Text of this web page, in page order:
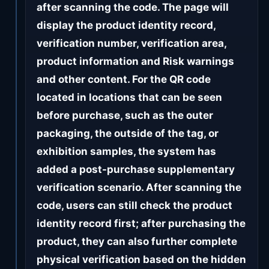
after scanning the code. The page will
display the product identity record,
verification number, verification area,
product information and Risk warnings
and other content. For the QR code
located in locations that can be seen
before purchase, such as the outer
packaging, the outside of the tag, or
exhibition samples, the system has
added a post-purchase supplementary
verification scenario. After scanning the
code, users can still check the product
identity record first; after purchasing the
product, they can also further complete
physical verification based on the hidden